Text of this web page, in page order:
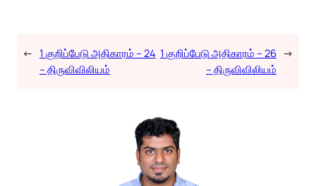
← 1 குறிப்பேடு அதிகாரம் – 24
– திருவிவிலியம்
1 குறிப்பேடு அதிகாரம் – 26
– திருவிவிலியம்
→